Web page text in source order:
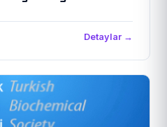
Detaylar →